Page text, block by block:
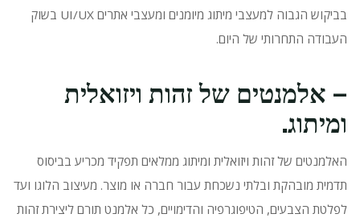
בביקוש הגבוה למעצבי מיתוג מיומנים ומעצבי אתרים UI/UX בשוק
העבודה התחרותי של היום.
– אלמנטים של זהות ויזואלית
ומיתוג.
האלמנטים של זהות ויזואלית ומיתוג ממלאים תפקיד מכריע בביסוס
תדמית מובהקת ובלתי נשכחת עבור חברה או מוצר. מעיצוב הלוגו ועד
לפלטת הצבעים, הטיפוגרפיה והדימויים, כל אלמנט תורם ליצירת זהות